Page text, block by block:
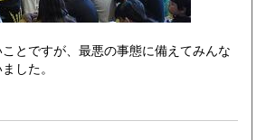
とですが、最悪の事態に備えてみんな
した。